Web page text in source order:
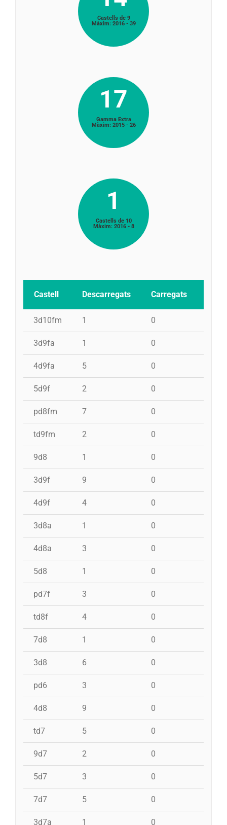
Castells de 9
Màxim: 2016 - 39
17
Gamma Extra
Màxim: 2015 - 26
1
Castells de 10
Màxim: 2016 - 8
Castell Descarregats Carregats
3d10fm 1 0
3d9fa 1 0
4d9fa 5 0
5d9f 2 0
pd8fm 7 0
td9fm 2 0
9d8 1 0
3d9f 9 0
4d9f 4 0
3d8a 1 0
4d8a 3 0
5d8 1 0
pd7f 3 0
td8f 4 0
7d8 1 0
3d8 6 0
pd6 3 0
4d8 9 0
td7 5 0
9d7 2 0
5d7 3 0
7d7 5 0
3d7a 1 0